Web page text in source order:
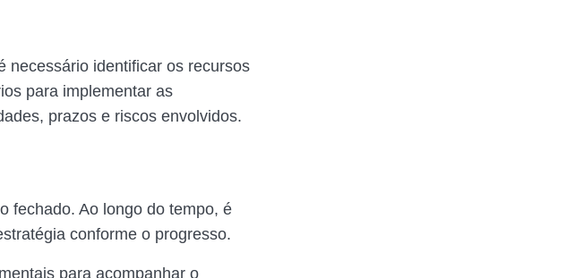
necessário identificar os recursos
para implementar as
prazos e riscos envolvidos.
fechado. Ao longo do tempo, é
conforme o progresso.
para acompanhar o